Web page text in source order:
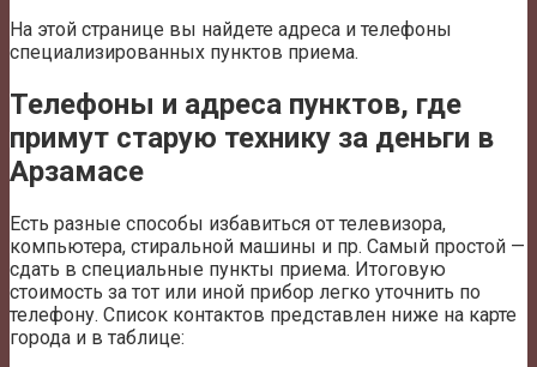
На этой странице вы найдете адреса и телефоны
специализированных пунктов приема.
Телефоны и адреса пунктов, где
примут старую технику за деньги в
Арзамасе
Есть разные способы избавиться от телевизора,
компьютера, стиральной машины и пр. Самый простой —
сдать в специальные пункты приема. Итоговую
стоимость за тот или иной прибор легко уточнить по
телефону. Список контактов представлен ниже на карте
города и в таблице: